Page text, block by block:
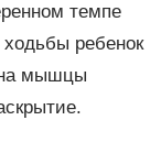
темпе
ребенок
на мышцы